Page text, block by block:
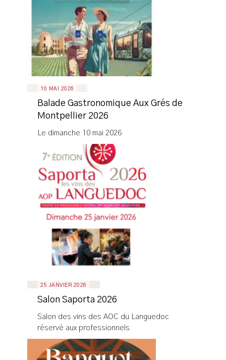
10 MAI 2026
Balade Gastronomique Aux Grés de
Montpellier 2026
Le dimanche 10 mai 2026
25 JANVIER 2026
Salon Saporta 2026
Salon des vins des AOC du Languedoc
réservé aux professionnels